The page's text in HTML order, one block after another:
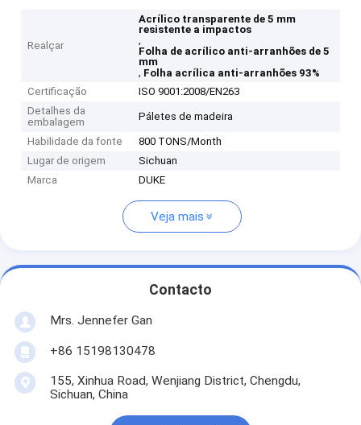
Realçar
Acrílico transparente de 5 mm
resistente a impactos
,
Folha de acrílico anti-arranhões de 5
mm
, Folha acrílica anti-arranhões 93%
Certificação
ISO 9001:2008/EN263
Detalhes da
embalagem
Páletes de madeira
Habilidade da fonte
800 TONS/Month
Lugar de origem
Sichuan
Marca
DUKE
Veja mais
Contacto
Mrs. Jennefer Gan
+86 15198130478
155, Xinhua Road, Wenjiang District, Chengdu,
Sichuan, China